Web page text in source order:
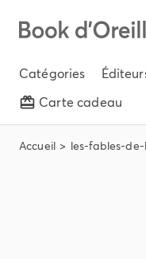
Catégories
Carte cadeau
Accueil les-fables-